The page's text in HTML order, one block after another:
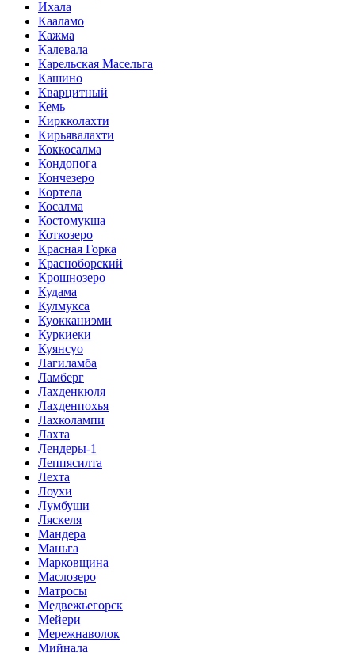
Ихала
Кааламо
Кажма
Калевала
Карельская Масельга
Кашино
Кварцитный
Кемь
Киркколахти
Кирьявалахти
Коккосалма
Кондопога
Кончезеро
Кортела
Косалма
Костомукша
Коткозеро
Красная Горка
Красноборский
Крошнозеро
Кудама
Кулмукса
Куокканиэми
Куркиеки
Куянсуо
Лагиламба
Ламберг
Лахденкюля
Лахденпохья
Лахколампи
Лахта
Лендеры-1
Леппясилта
Лехта
Лоухи
Лумбуши
Ляскеля
Мандера
Маньга
Марковщина
Маслозеро
Матросы
Медвежьегорск
Мейери
Мережнаволок
Мийнала